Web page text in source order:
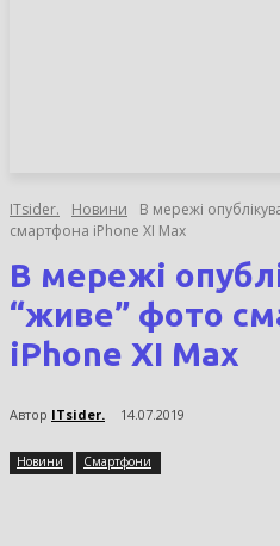
ITsider. Новини
В мережі
смартфона iPhone XI Max
В мережі
“живе” фото
iPhone XI Max
Автор ITsider. 14.07.2019
Новини Смартфони